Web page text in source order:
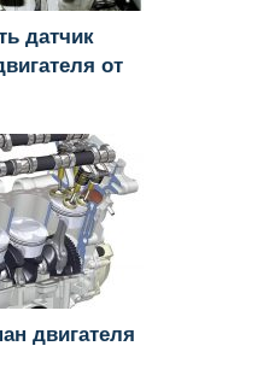
датчик
от
двигателя